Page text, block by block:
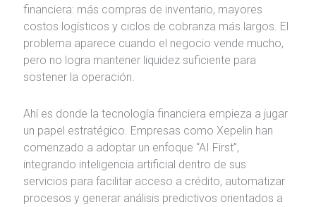
financiera: más compras de inventario, mayores
costos logísticos y ciclos de cobranza más largos. El
problema aparece cuando el negocio vende mucho,
pero no logra mantener liquidez suficiente para
sostener la operación.
Ahí es donde la tecnología financiera empieza a jugar
un papel estratégico. Empresas como Xepelin han
comenzado a adoptar un enfoque “AI First”,
integrando inteligencia artificial dentro de sus
servicios para facilitar acceso a crédito, automatizar
procesos y generar análisis predictivos orientados a